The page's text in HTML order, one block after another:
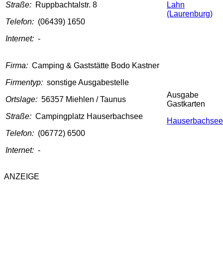
Straße: Ruppbachtalstr. 8
Telefon: (06439) 1650
Internet: -
Lahn
(Laurenburg)
Firma: Camping & Gaststätte Bodo Kastner
Firmentyp: sonstige Ausgabestelle
Ortslage: 56357 Miehlen / Taunus
Straße: Campingplatz Hauserbachsee
Telefon: (06772) 6500
Internet: -
Ausgabe
Gastkarten
Hauserbachsee
ANZEIGE